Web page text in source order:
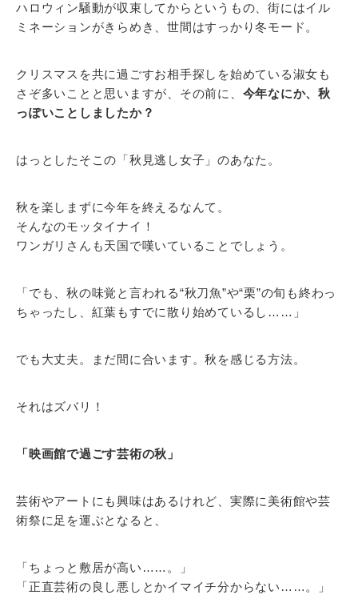
ハロウィン騒動が収束してからというもの、街にはイル
ミネーションがきらめき、世間はすっかり冬モード。
クリスマスを共に過ごすお相手探しを始めている淑女も
さぞ多いことと思いますが、その前に、 今年なにか、秋
っぽいことしましたか？
はっとしたそこの「秋見逃し女子」のあなた。
秋を楽しまずに今年を終えるなんて。
そんなのモッタイナイ！
ワンガリさんも天国で嘆いていることでしょう。
「でも、秋の味覚と言われる“秋刀魚”や“栗”の旬も終わっ
ちゃったし、紅葉もすでに散り始めているし……」
でも大丈夫。まだ間に合います。秋を感じる方法。
それはズバリ！
「映画館で過ごす芸術の秋」
芸術やアートにも興味はあるけれど、実際に美術館や芸
術祭に足を運ぶとなると、
「ちょっと敷居が高い……。」
「正直芸術の良し悪しとかイマイチ分からない……。」